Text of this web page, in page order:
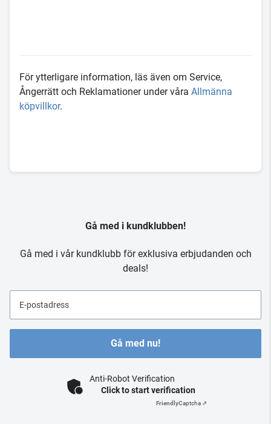
För ytterligare information, läs även om Service,
Ångerrätt och Reklamationer under våra Allmänna
köpvillkor.
Gå med i kundklubben!
Gå med i vår kundklubb för exklusiva erbjudanden och
deals!
E-postadress
Gå med nu!
Anti-Robot Verification
Click to start verification
FriendlyCaptcha ⇗